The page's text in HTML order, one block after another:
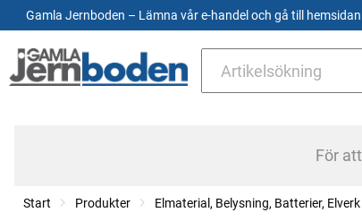
Gamla Jernboden – Lämna vår e-handel och gå till
För
Start Produkter Elmaterial, Belysning, Batterier, Elverk